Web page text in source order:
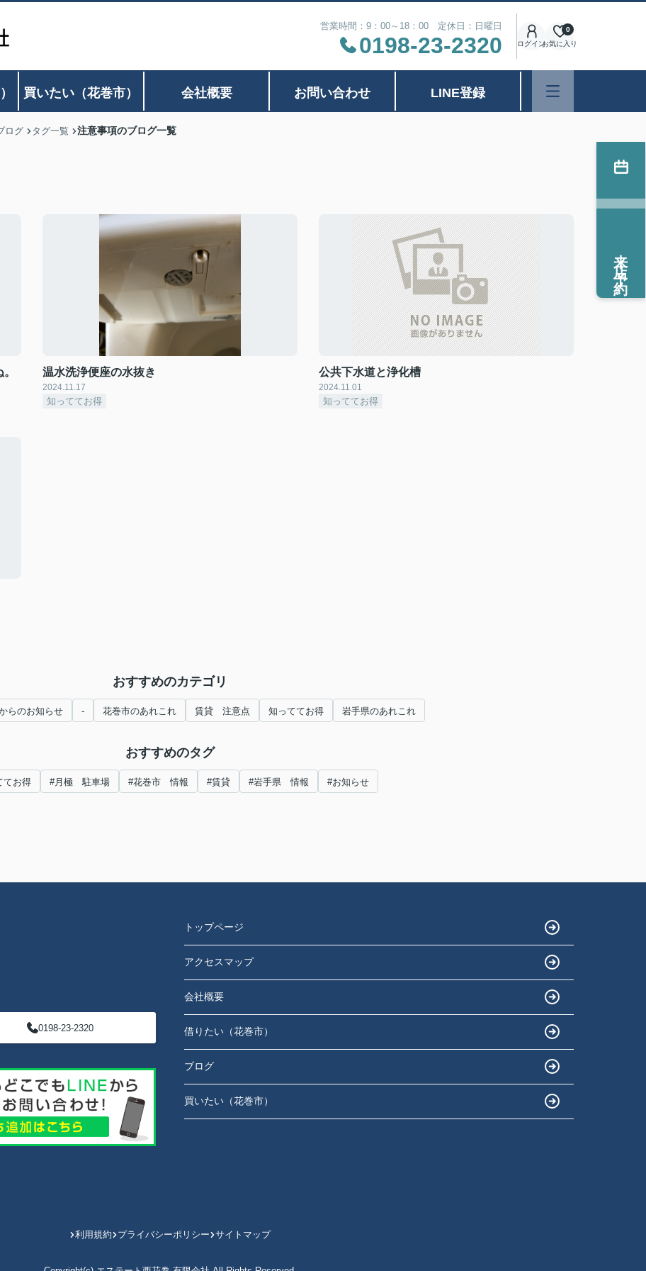
営業時間：9：00～18：00 定休日：日曜日
0198-23-2320 ログインお気に入り
0
買いたい（花巻市） 会社概要 お問い合わせ LINE登録
ログ タグ一覧 注意事項のブログ一覧
温水洗浄便座の水抜き
2024.11.17
知っててお得
公共下水道と浄化槽
2024.11.01
知っててお得
おすすめのカテゴリ
らのお知らせ - 花巻市のあれこれ 賃貸 注意点 知っててお得 岩手県のあれこれ
おすすめのタグ
てお得 #月極 駐車場 #花巻市 情報 #賃貸 #岩手県 情報 #お知らせ
来店予約
0198-23-2320
トップページ
アクセスマップ
会社概要
借りたい（花巻市）
ブログ
買いたい（花巻市）
利用規約 プライバシーポリシー サイトマップ